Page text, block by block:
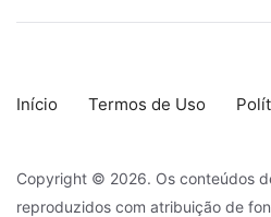
Início Termos de Uso
Copyright © 2026. Os conteúdos
reproduzidos com atribuição de